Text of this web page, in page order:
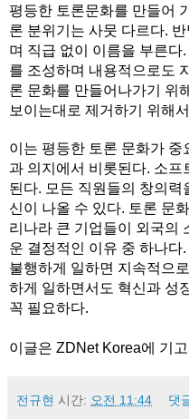
평등한 토론문화를 만들어
론 분위기는 사뭇 다르다.
며 직급 없이 이름을 부른다
를 조성하며 내용적으로도
론 문화를 만들어나가기 위
보이는대로 제거하기 위해
이는 평등한 토론 문화가
과 의지에서 비롯된다. 소프
된다. 모든 직원들의 창의력
신이 나올 수 있다. 토론 문
리나라 큰 기업들이 외국의
운 결정적인 이유 중 하나다
불행하게 일하면 지속적으
하게 일하면서도 혁신과 성
꼭 필요하다.
이글은 ZDNet Korea에 기
전규현 시간: 오전 11:44 댓